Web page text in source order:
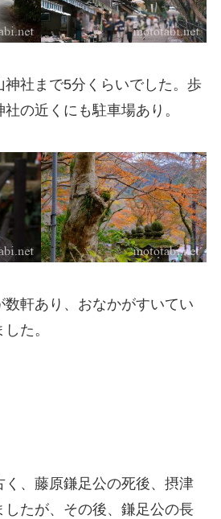
神社まで5分くらいでした。歩
の近くにも駐車場あり。
軒あり、おなかがすいてい
た。
、藤原鎌足公の死後、摂津
したが、その後、鎌足公の長